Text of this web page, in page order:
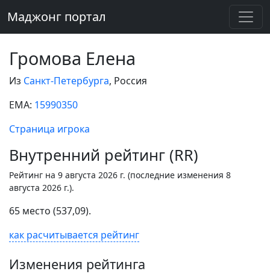
Маджонг портал
Громова Елена
Из Санкт-Петербурга, Россия
EMA: 15990350
Страница игрока
Внутренний рейтинг (RR)
Рейтинг на 9 августа 2026 г. (последние изменения 8
августа 2026 г.).
65 место (537,09).
как расчитывается рейтинг
Изменения рейтинга